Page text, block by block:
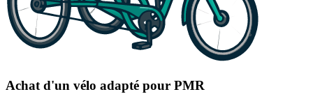
Achat d'un vélo adapté pour PMR